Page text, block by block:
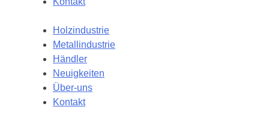
Holzindustrie
Metallindustrie
Händler
Neuigkeiten
Über-uns
Kontakt